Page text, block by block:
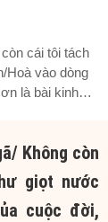
cái tôi tách
Hoà vào dòng
là bài kinh
Không còn
giọt nước
cuộc đời,